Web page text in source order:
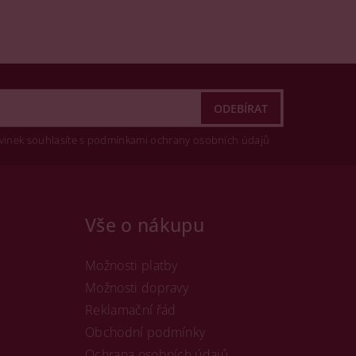
souhlasíte s podmínkami ochrany osobních údajů
Vše o nákupu
Možnosti platby
Možnosti dopravy
Reklamační řád
Obchodní podmínky